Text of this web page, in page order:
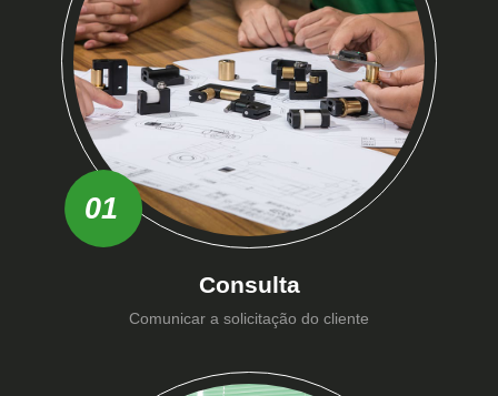
01
Consulta
Comunicar a solicitação do cliente